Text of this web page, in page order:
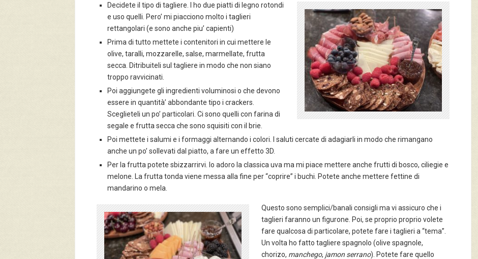
Decidete il tipo di tagliere. I ho due piatti di legno rotondi
e uso quelli. Pero’ mi piacciono molto i taglieri
rettangolari (e sono anche piu’ capienti)
Prima di tutto mettete i contenitori in cui mettere le
olive, taralli, mozzarelle, salse, marmellate, frutta
secca. Ditribuiteli sul tagliere in modo che non siano
troppo ravvicinati.
Poi aggiungete gli ingredienti voluminosi o che devono
essere in quantità’ abbondante tipo i crackers.
Sceglieteli un po’ particolari. Ci sono quelli con farina di
segale e frutta secca che sono squisiti con il brie.
Poi mettete i salumi e i formaggi alternando i colori. I saluti cercate di adagiarli in modo che rimangano
anche un po’ sollevati dal piatto, a fare un effetto 3D.
Per la frutta potete sbizzarrirvi. Io adoro la classica uva ma mi piace mettere anche frutti di bosco, ciliegie e
melone. La frutta tonda viene messa alla fine per “coprire” i buchi. Potete anche mettere fettine di
mandarino o mela.
Questo sono semplici/banali consigli ma vi assicuro che i
taglieri faranno un figurone. Poi, se proprio proprio volete
fare qualcosa di particolare, potete fare i taglieri a “tema”.
Un volta ho fatto tagliere spagnolo (olive spagnole,
chorizo, manchego, jamon serrano). Potete fare quello